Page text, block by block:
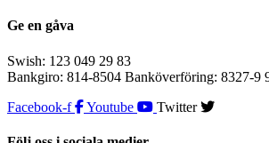
Ge en gåva
Swish: 123 049 29 83
Bankgiro: 814-8504 Banköverföring: 8327-9
Facebook-f
Youtube Twitter